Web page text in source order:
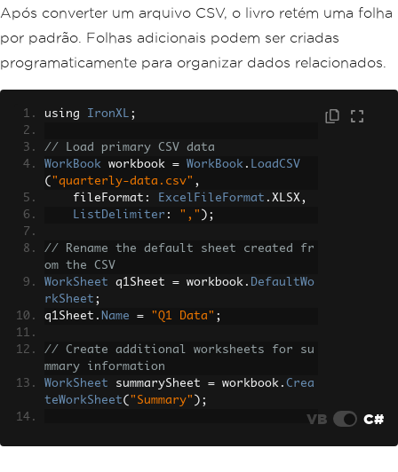
Após converter um arquivo CSV, o livro retém uma folha
por padrão. Folhas adicionais podem ser criadas
programaticamente para organizar dados relacionados.
using IronXL ;
// Load primary CSV data
WorkBook workbook = WorkBook . LoadCSV
( "quarterly-data.csv" ,
    fileFormat
: ExcelFileFormat . XLSX,
ListDelimiter : "," );
// Rename the default sheet created fr
om the CSV
WorkSheet q1Sheet = workbook . DefaultWo
rkSheet ;
q1Sheet . Name = "Q1 Data" ;
// Create additional worksheets for su
mmary information
WorkSheet summarySheet = workbook . Crea
teWorkSheet( "Summary" );
VB C#